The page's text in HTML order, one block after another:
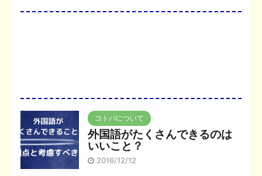
コトバについて
外国語がたくさんできるのは
いいこと？
2016/12/12